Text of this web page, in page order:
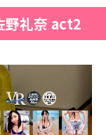
野礼奈 act2